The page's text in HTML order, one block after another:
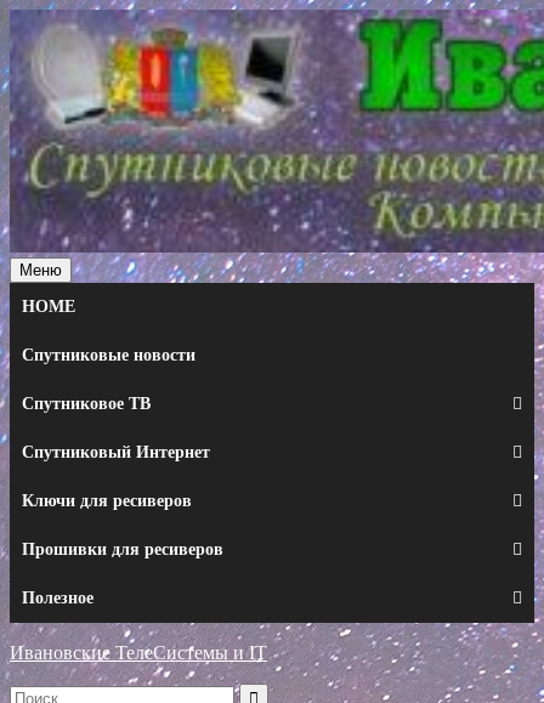
Перейти
к
содержимому
Меню
HOME
Спутниковые новости
Спутниковое ТВ
Спутниковый Интернет
Ключи для ресиверов
Прошивки для ресиверов
Полезное
Ивановские ТелеСистемы и IT
Искать: